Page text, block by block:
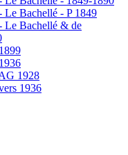
Le Bachellé - P 1849
Le Bachellé & de
1928
1936